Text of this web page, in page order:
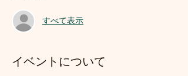
すべて表示
イベントについて